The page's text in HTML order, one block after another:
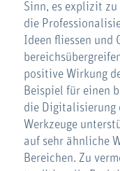
Sinn, es explizit
die
Ideen fliessen und
positive Wirkung
Beispiel für einen
die Digitalisierung
Werkzeuge
auf sehr ähnliche
Bereichen. Zu